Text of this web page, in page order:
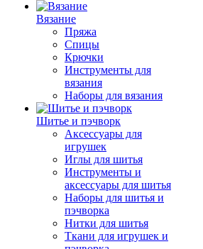
Вязание
Пряжа
Спицы
Крючки
Инструменты для
вязания
Наборы для вязания
Шитье и пэчворк
Аксессуары для
игрушек
Иглы для шитья
Инструменты и
аксессуары для шитья
Наборы для шитья и
пэчворка
Нитки для шитья
Ткани для игрушек и